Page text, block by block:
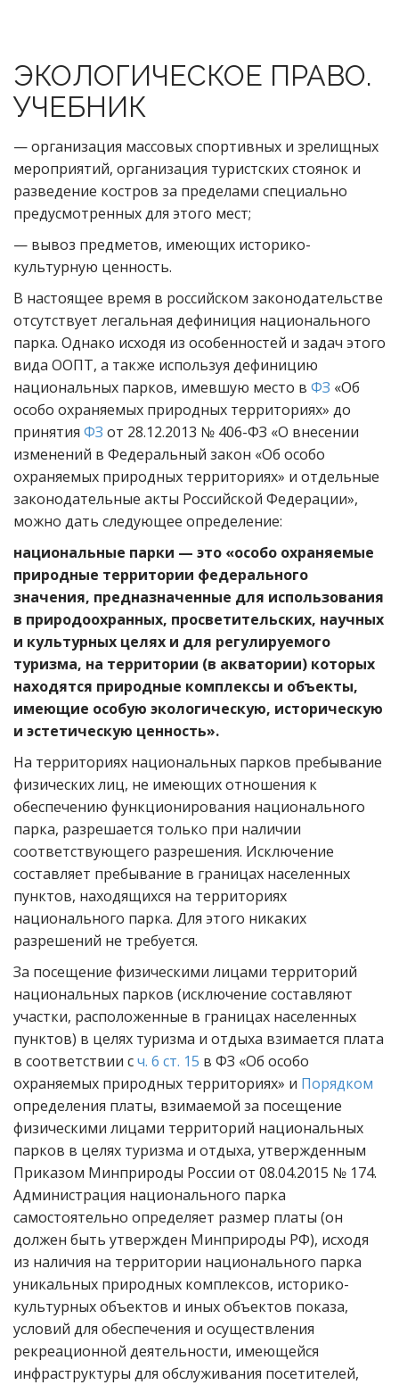
ЭКОЛОГИЧЕСКОЕ ПРАВО.
УЧЕБНИК
— организация массовых спортивных и зрелищных
мероприятий, организация туристских стоянок и
разведение костров за пределами специально
предусмотренных для этого мест;
— вывоз предметов, имеющих историко-
культурную ценность.
В настоящее время в российском законодательстве
отсутствует легальная дефиниция национального
парка. Однако исходя из особенностей и задач этого
вида ООПТ, а также используя дефиницию
национальных парков, имевшую место в ФЗ «Об
особо охраняемых природных территориях» до
принятия ФЗ от 28.12.2013 № 406-ФЗ «О внесении
изменений в Федеральный закон «Об особо
охраняемых природных территориях» и отдельные
законодательные акты Российской Федерации»,
можно дать следующее определение:
национальные парки — это «особо охраняемые
природные территории федерального
значения, предназначенные для использования
в природоохранных, просветительских, научных
и культурных целях и для регулируемого
туризма, на территории (в акватории) которых
находятся природные комплексы и объекты,
имеющие особую экологическую, историческую
и эстетическую ценность».
На территориях национальных парков пребывание
физических лиц, не имеющих отношения к
обеспечению функционирования национального
парка, разрешается только при наличии
соответствующего разрешения. Исключение
составляет пребывание в границах населенных
пунктов, находящихся на территориях
национального парка. Для этого никаких
разрешений не требуется.
За посещение физическими лицами территорий
национальных парков (исключение составляют
участки, расположенные в границах населенных
пунктов) в целях туризма и отдыха взимается плата
в соответствии сч. 6 ст. 15 в ФЗ «Об особо
охраняемых природных территориях» и Порядком
определения платы, взимаемой за посещение
физическими лицами территорий национальных
парков в целях туризма и отдыха, утвержденным
Приказом Минприроды России от 08.04.2015 № 174.
Администрация национального парка
самостоятельно определяет размер платы (он
должен быть утвержден Минприроды РФ), исходя
из наличия на территории национального парка
уникальных природных комплексов, историко-
культурных объектов и иных объектов показа,
условий для обеспечения и осуществления
рекреационной деятельности, имеющейся
инфраструктуры для обслуживания посетителей,